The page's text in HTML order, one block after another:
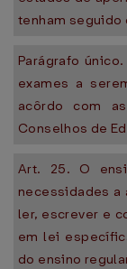
tenham seguido
Parágrafo
exames a
acôrdo com
Conselhos de
Art. 25. O
necessidades a
ler, escrever e
em lei
do ensino